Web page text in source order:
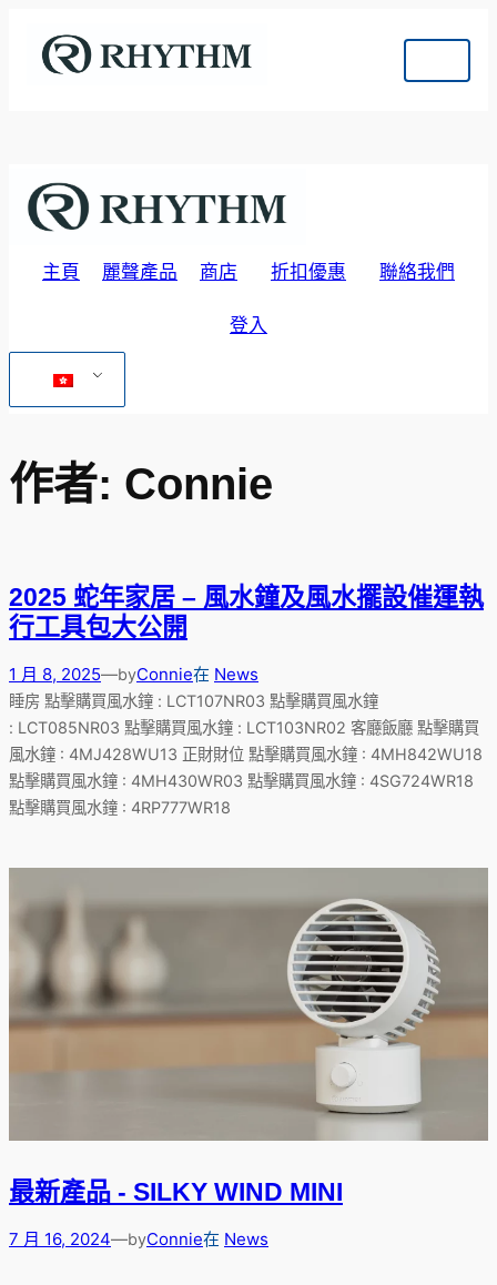
主頁 麗聲產品
鬧鐘
生活百貨
商店 折扣優惠 聯絡我們
登入
作者: Connie
2025 蛇年家居 – 風水鐘及風水擺設催運執
行工具包大公開
1 月 8, 2025—byConnie在 News
睡房 點擊購買風水鐘 : LCT107NR03 點擊購買風水鐘
: LCT085NR03 點擊購買風水鐘 : LCT103NR02 客廳飯廳 點擊購買
風水鐘 : 4MJ428WU13 正財財位 點擊購買風水鐘 : 4MH842WU18
點擊購買風水鐘 : 4MH430WR03 點擊購買風水鐘 : 4SG724WR18
點擊購買風水鐘 : 4RP777WR18
最新產品 - SILKY WIND MINI
7 月 16, 2024—byConnie在 News